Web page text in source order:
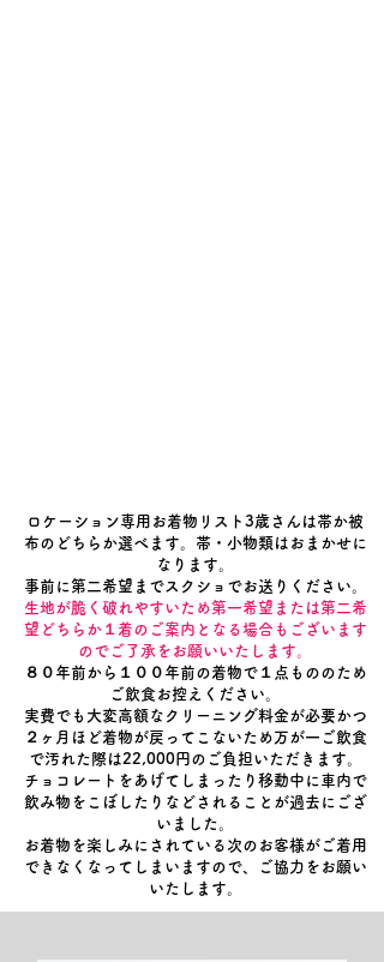
ロケーション専用お着物リスト3歳さんは帯か被
布のどちらか選べます。帯・小物類はおまかせに
なります。
事前に第二希望までスクショでお送りください。
生地が脆く破れやすいため第一希望または第二希
望どちらか１着のご案内となる場合もございます
ので ​ご了承をお願いいたします。
８０年前から１００年前の着物で１点もののため
ご飲食お控えください。
実費でも大変高額なクリーニング料金が必要かつ
２ヶ月ほど着物が戻ってこないため万が一ご飲食
で汚れた際は22,000円のご負担いただきます。
チョコレートをあげてしまったり移動中に車内で
飲み物をこぼしたりなどされることが過去にござ
いました。
お着物を楽しみにされている次のお客様がご着用
できなくなってしまいますので、ご協力をお願い
いたします。